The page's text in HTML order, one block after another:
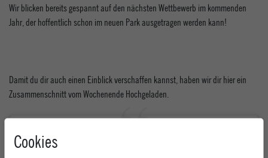
Wir blicken bereits gespannt auf den nächsten Wettbewerb im kommenden
Jahr, der hoffentlich schon im neuen Park ausgetragen werden kann!
Damit du dir auch einen Einblick verschaffen kannst, haben wir dir hier ein
Zusammenschnitt vom Wochenende Hochgeladen.
Cookies